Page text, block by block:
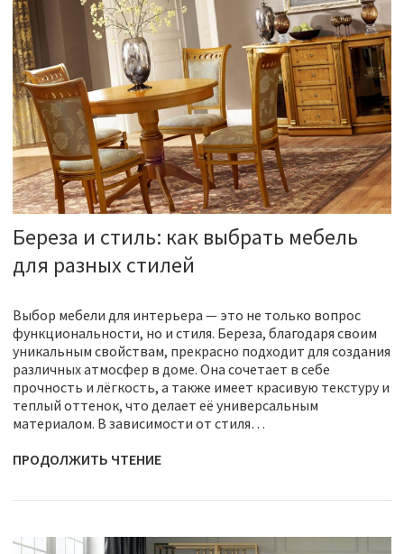
Береза и стиль: как выбрать мебель
для разных стилей
Выбор мебели для интерьера — это не только вопрос
функциональности, но и стиля. Береза, благодаря своим
уникальным свойствам, прекрасно подходит для создания
различных атмосфер в доме. Она сочетает в себе
прочность и лёгкость, а также имеет красивую текстуру и
теплый оттенок, что делает её универсальным
материалом. В зависимости от стиля…
ПРОДОЛЖИТЬ ЧТЕНИЕ